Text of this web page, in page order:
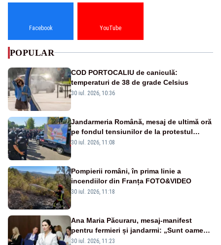
Facebook YouTube
POPULAR
COD PORTOCALIU de caniculă:
temperaturi de 38 de grade Celsius
30 iul. 2026, 10:36
Jandarmeria Română, mesaj de ultimă oră
pe fondul tensiunilor de la protestul
masiv al fermierilor - VIDEO
30 iul. 2026, 11:08
Pompierii români, în prima linie a
incendiilor din Franța FOTO&VIDEO
30 iul. 2026, 11:18
Ana Maria Păcuraru, mesaj-manifest
pentru fermieri și jandarmi: „Sunt oameni
disperați, nu sunt răufăcători”
30 iul. 2026, 11:23